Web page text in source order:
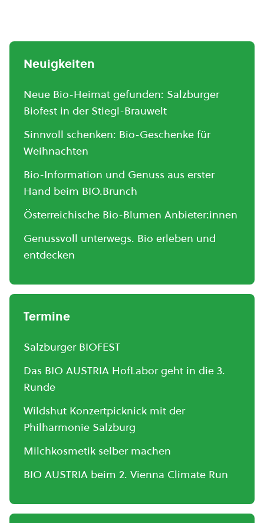
Neuigkeiten
Neue Bio-Heimat gefunden: Salzburger
Biofest in der Stiegl-Brauwelt
Sinnvoll schenken: Bio-Geschenke für
Weihnachten
Bio-Information und Genuss aus erster
Hand beim BIO.Brunch
Österreichische Bio-Blumen Anbieter:innen
Genussvoll unterwegs. Bio erleben und
entdecken
Termine
Salzburger BIOFEST
Das BIO AUSTRIA HofLabor geht in die 3.
Runde
Wildshut Konzertpicknick mit der
Philharmonie Salzburg
Milchkosmetik selber machen
BIO AUSTRIA beim 2. Vienna Climate Run